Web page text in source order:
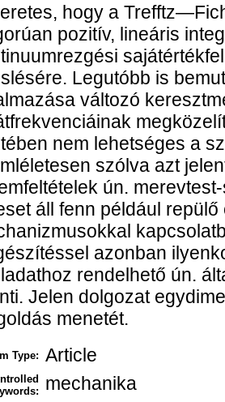
hogy a
pozitív, lineáris
Legutóbb is
változó
nem lehetséges a
szólva azt
ún.
áll fenn például
azonban
rendelhető ún.
Jelen dolgozat
menetét.
Type: Article
mechanika